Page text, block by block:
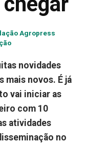
Agropress
novidades
mais novos. É já
vai iniciar as
com 10
atividades
no